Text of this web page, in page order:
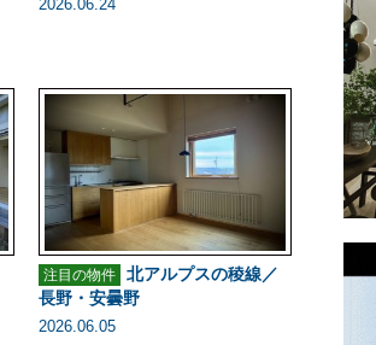
2026.06.24
注目の物件
北アルプスの稜線／
長野・安曇野
2026.06.05